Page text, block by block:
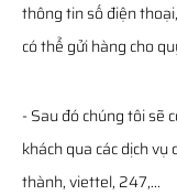
thông tin số điện
có thể gửi hàng cho
- Sau đó chúng tôi sẽ
khách qua các dịch
thành, viettel, 247,...